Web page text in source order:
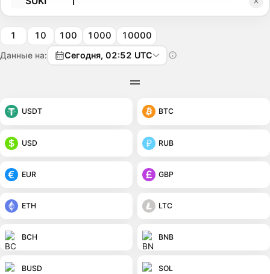
1 10 100 1000 10000
Данные на: Сегодня, 02:52 UTC
USDT BTC
USD RUB
EUR GBP
ETH LTC
BCH BNB
BUSD SOL